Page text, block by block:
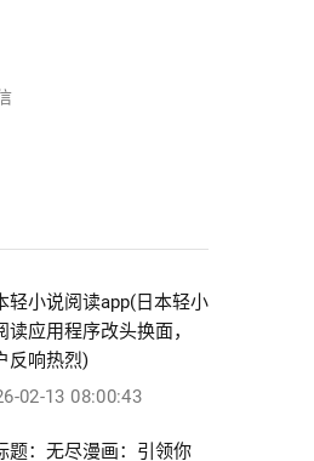
轻小说阅读app(日本轻小
读应用程序改头换面，
反响热烈)
02-13 08:00:43
题：无尽漫画：引领你